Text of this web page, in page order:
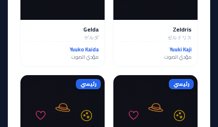
Zeldris
ゼルドリス
Yuuki Kaji
مؤدي الصوت
Gelda
ゲルダ
Yuuko Kaida
مؤدي الصوت
رئيسي رئيسي